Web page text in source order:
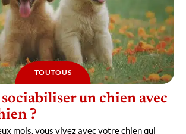
TOUTOUS
un chien avec
?
mois, vous vivez avec votre chien qui